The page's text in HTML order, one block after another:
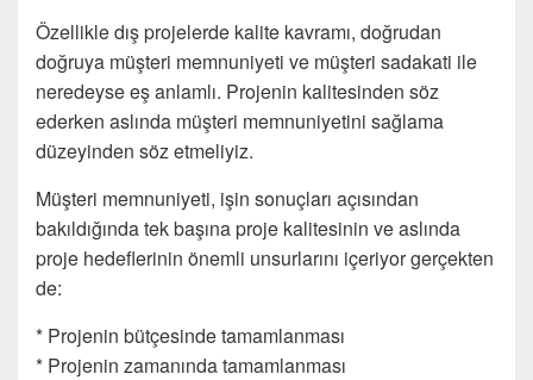
Özellikle dış projelerde kalite kavramı, doğrudan
doğruya müşteri memnuniyeti ve müşteri sadakati ile
neredeyse eş anlamlı. Projenin kalitesinden söz
ederken aslında müşteri memnuniyetini sağlama
düzeyinden söz etmeliyiz.
Müşteri memnuniyeti, işin sonuçları açısından
bakıldığında tek başına proje kalitesinin ve aslında
proje hedeflerinin önemli unsurlarını içeriyor gerçekten
de:
* Projenin bütçesinde tamamlanması
* Projenin zamanında tamamlanması